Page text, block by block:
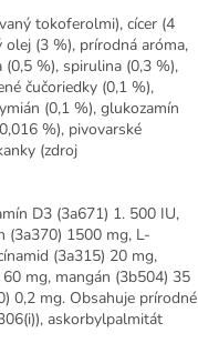
tokoferolmi), cícer (4
olej (3 %), prírodná aróma,
%), spirulina (0,3 %),
čučoriedky (0,1 %),
(0,1 %), glukozamín
%), pivovarské
(zdroj
D3 (3a671) 1. 500 IU,
(3a370) 1500 mg, L-
(3a315) 20 mg,
mg, mangán (3b504) 35
0,2 mg. Obsahuje prírodné
askorbylpalmitát